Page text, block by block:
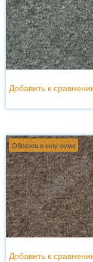
Добавить к
Образец в шоу-руме
Добавить к